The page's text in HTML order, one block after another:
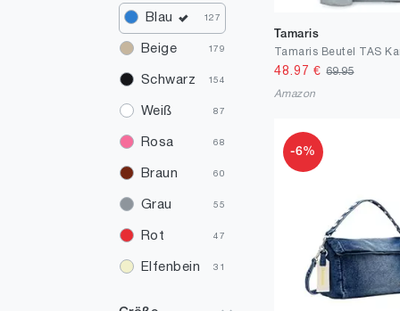
Blau 127
Beige 179
Schwarz 154
Weiß 87
Rosa 68
Braun 60
Grau 55
Rot 47
Elfenbein 31
Tamaris
48.97 €69.95
Amazon
-6%